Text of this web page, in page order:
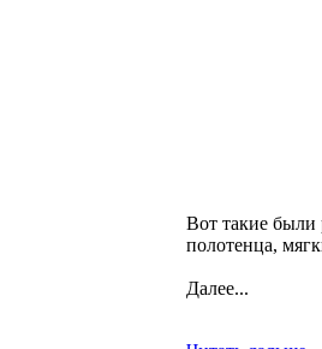
Вот такие были
полотенца,
Далее...